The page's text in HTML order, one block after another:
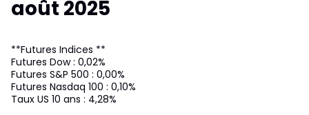
août 2025
**Futures Indices **
Futures Dow : 0,02%
Futures S&P 500 : 0,00%
Futures Nasdaq 100 : 0,10%
Taux US 10 ans : 4,28%